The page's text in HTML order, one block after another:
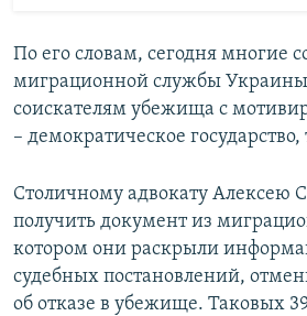
По его словам, сегодня многие
миграционной службы
соискателям убежища с
– демократическое
Столичному адвокату Алексею
получить документ из
котором они раскрыли
судебных постановлений,
об отказе в убежище. Таковых